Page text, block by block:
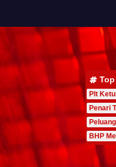
Plt
Penari
BHP